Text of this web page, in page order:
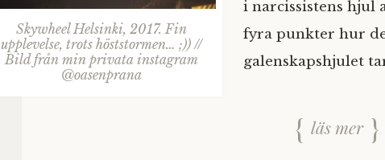
Skywheel Helsinki, 2017. Fin
upplevelse, trots höststormen… ;)) //
Bild från min privata instagram
@oasenprana
i narcissistens hjul
fyra punkter hur
galenskapshjulet
läs mer